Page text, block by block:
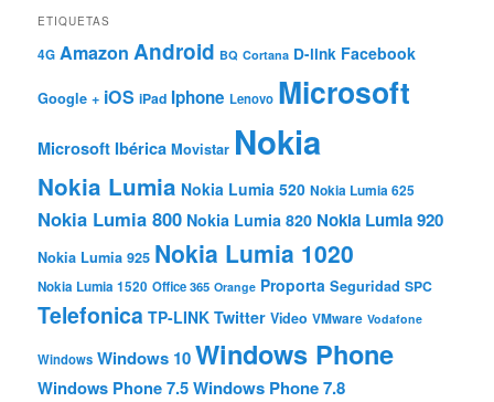
ETIQUETAS
4G Amazon Android BQ Cortana D-link Facebook
Google + iOS iPad Iphone Lenovo Microsoft
Microsoft Ibérica Movistar Nokia
Nokia Lumia Nokia Lumia 520 Nokia Lumia 625
Nokia Lumia 800 Nokia Lumia 820 Nokia Lumia 920
Nokia Lumia 925 Nokia Lumia 1020
Nokia Lumia 1520 Office 365 Orange Proporta Seguridad SPC
Telefonica TP-LINK Twitter Video VMware Vodafone
Windows Windows 10Windows Phone
Windows Phone 7.5Windows Phone 7.8